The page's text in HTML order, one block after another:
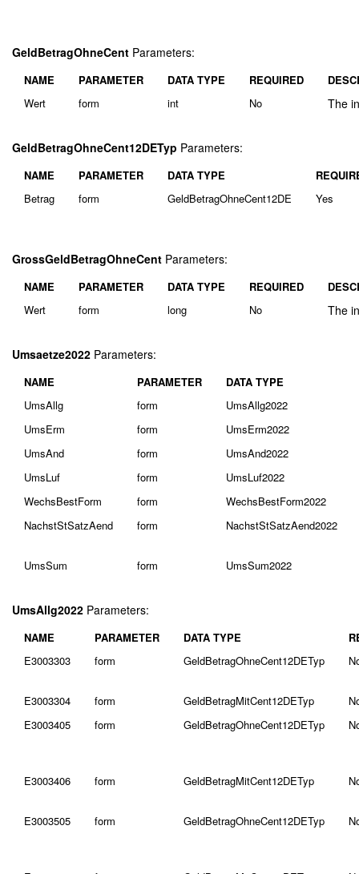
GeldBetragOhneCent Parameters:
NAME PARAMETER DATA TYPE REQUIRED
Wert
form int No The
GeldBetragOhneCent12DETyp Parameters:
NAME PARAMETER DATA TYPE
Betrag
form GeldBetragOhneCent12DE Yes
GrossGeldBetragOhneCent Parameters:
NAME PARAMETER DATA TYPE REQUIRED
Wert
form long No The
Umsaetze2022 Parameters:
NAME PARAMETER
DATA TYPE
UmsAllg
form
UmsAllg2022
UmsErm
form
UmsErm2022
UmsAnd
form
UmsAnd2022
UmsLuf
form
UmsLuf2022
WechsBestForm
form
WechsBestForm2022
NachstStSatzAend
form NachstStSatzAend2022
UmsSum form UmsSum2022
UmsAllg2022 Parameters:
NAME PARAMETER DATA TYPE
E3003303
form GeldBetragOhneCent12DETyp
E3003304 form GeldBetragMitCent12DETyp
E3003405
form GeldBetragOhneCent12DETyp
E3003406 form GeldBetragMitCent12DETyp
E3003505 form GeldBetragOhneCent12DETyp